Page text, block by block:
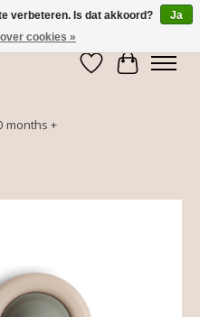
Verlanglijst
months +
verbeteren. Is dat akkoord?
Ja
cookies »